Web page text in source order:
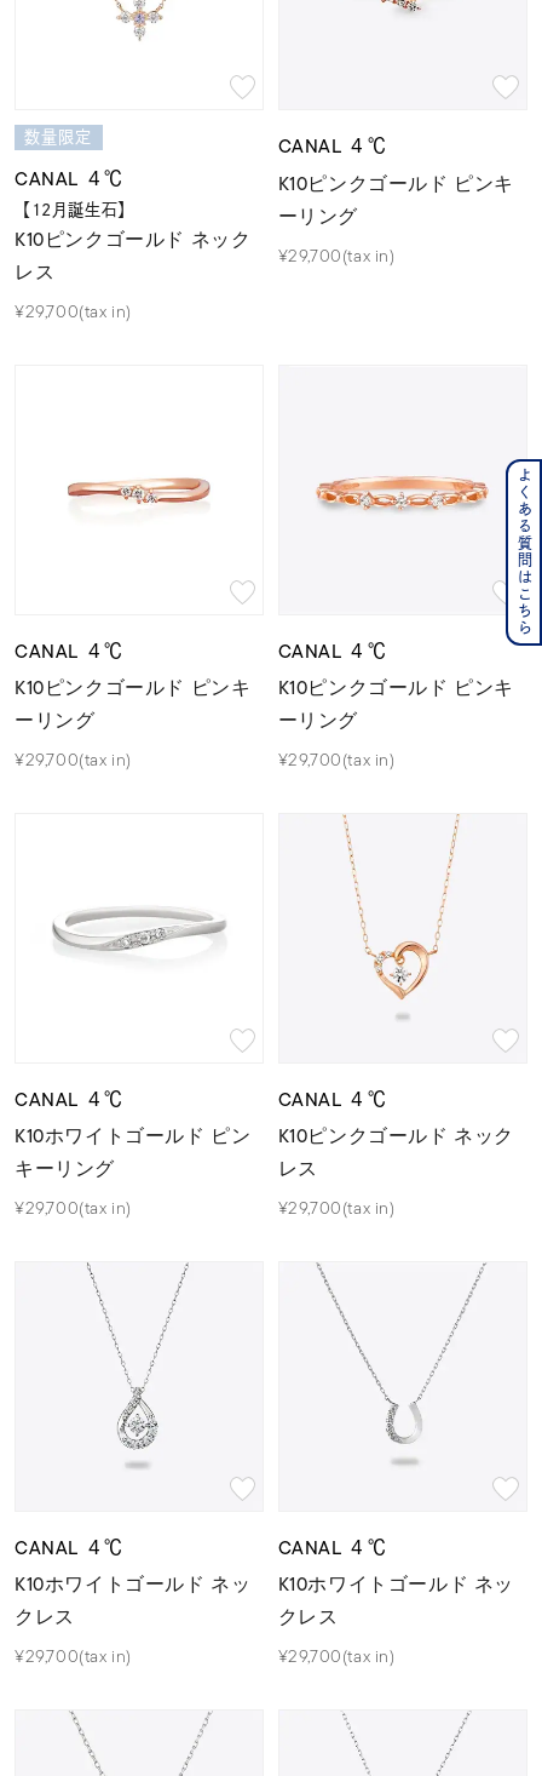
数量限定
CANAL ４℃
【12月誕生石】
K10ピンクゴールド ネック
レス
¥29,700(tax in)
CANAL ４℃
K10ピンクゴールド ピンキ
ーリング
¥29,700(tax in)
CANAL ４℃
K10ピンクゴールド ピンキ
ーリング
¥29,700(tax in)
CANAL ４℃
K10ピンクゴールド ピンキ
ーリング
¥29,700(tax in)
CANAL ４℃
K10ホワイトゴールド ピン
キーリング
¥29,700(tax in)
CANAL ４℃
K10ピンクゴールド ネック
レス
¥29,700(tax in)
CANAL ４℃
K10ホワイトゴールド ネッ
クレス
¥29,700(tax in)
CANAL ４℃
K10ホワイトゴールド ネッ
クレス
¥29,700(tax in)
よくある質問はこちら